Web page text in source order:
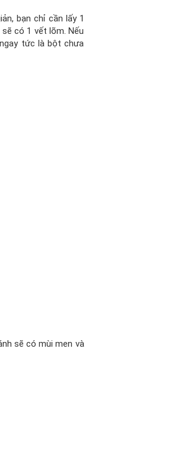
bạn chỉ cần lấy 1
có 1 vết lõm. Nếu
tức là bột chưa
sẽ có mùi men và